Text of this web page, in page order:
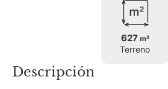
627 m²
Terreno
Descripción